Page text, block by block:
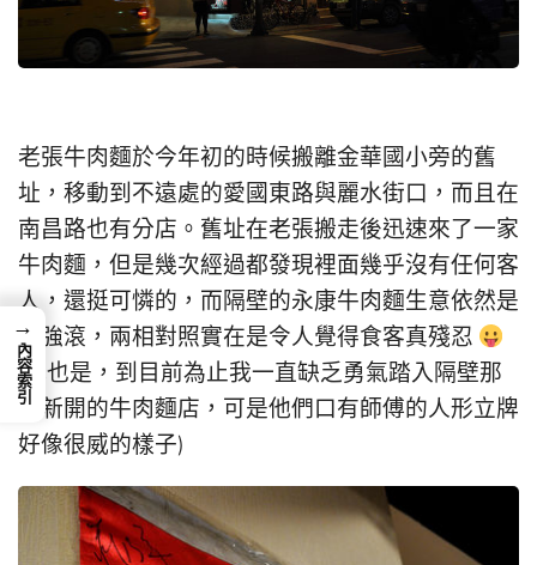
老張牛肉麵於今年初的時候搬離金華國小旁的舊
址，移動到不遠處的愛國東路與麗水街口，而且在
南昌路也有分店。舊址在老張搬走後迅速來了一家
牛肉麵，但是幾次經過都發現裡面幾乎沒有任何客
人，還挺可憐的，而隔壁的永康牛肉麵生意依然是
強強滾，兩相對照實在是令人覺得食客真殘忍
(我也是，到目前為止我一直缺乏勇氣踏入隔壁那
家新開的牛肉麵店，可是他們口有師傅的人形立牌
好像很威的樣子)
→
內容索引